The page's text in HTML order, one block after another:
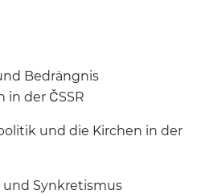
Bedrängnis
in der ČSSR
und die Kirchen in der
und Synkretismus